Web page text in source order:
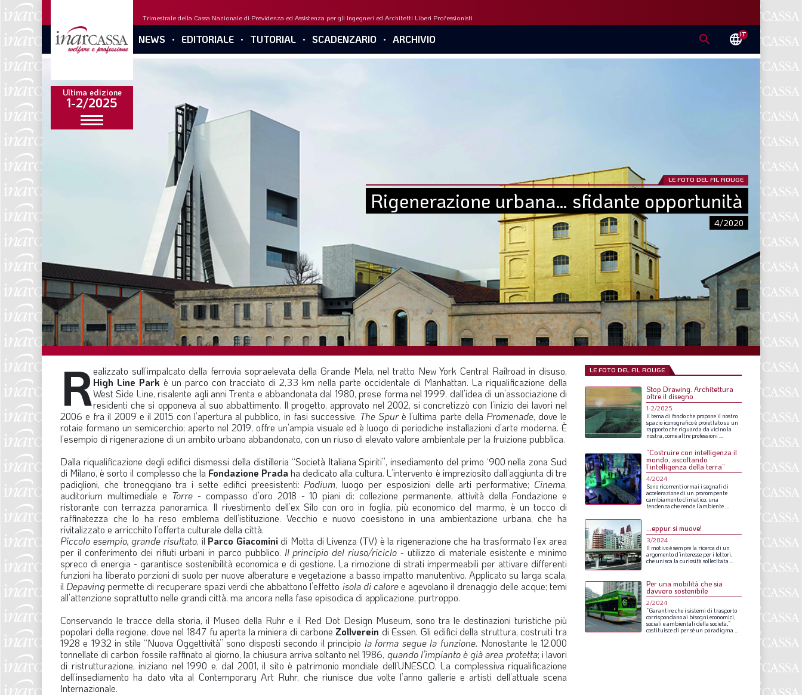
Ultima edizione
1-2/2025
Trimestrale della Cassa Nazionale di Previdenza ed Assistenza per gli Ingegneri ed Architetti Liberi Professionisti
NEWS EDITORIALE TUTORIAL SCADENZARIO ARCHIVIO search languageIT
LE FOTO DEL FIL ROUGE
Rigenerazione urbana… sfidante opportunità
4/2020
Realizzato sull’impalcato della ferrovia sopraelevata della Grande Mela, nel tratto New York Central Railroad in disuso,
High Line Park è un parco con tracciato di 2,33 km nella parte occidentale di Manhattan. La riqualificazione della
West Side Line, risalente agli anni Trenta e abbandonata dal 1980, prese forma nel 1999, dall’idea di un’associazione di
residenti che si opponeva al suo abbattimento. Il progetto, approvato nel 2002, si concretizzò con l’inizio dei lavori nel
2006 e fra il 2009 e il 2015 con l’apertura al pubblico, in fasi successive. The Spurè l’ultima parte della Promenade, dove le
rotaie formano un semicerchio; aperto nel 2019, offre un’ampia visuale ed è luogo di periodiche installazioni d’arte moderna. È
l’esempio di rigenerazione di un ambito urbano abbandonato, con un riuso di elevato valore ambientale per la fruizione pubblica.
Dalla riqualificazione degli edifici dismessi della distilleria “Società Italiana Spiriti”, insediamento del primo ‘900 nella zona Sud
di Milano, è sorto il complesso che la Fondazione Pradaha dedicato alla cultura. L’intervento è impreziosito dall’aggiunta di tre
padiglioni, che troneggiano tra i sette edifici preesistenti: Podium, luogo per esposizioni delle arti performative; Cinema,
auditorium multimediale e Torre- compasso d’oro 2018 - 10 piani di: collezione permanente, attività della Fondazione e
ristorante con terrazza panoramica. Il rivestimento dell’ex Silo con oro in foglia, più economico del marmo, è un tocco di
raffinatezza che lo ha reso emblema dell’istituzione. Vecchio e nuovo coesistono in una ambientazione urbana, che ha
rivitalizzato e arricchito l’offerta culturale della città.
Piccolo esempio, grande risultato, il Parco Giacominidi Motta di Livenza (TV) è la rigenerazione che ha trasformato l’ex area
per il conferimento dei rifiuti urbani in parco pubblico. Il principio del riuso/riciclo - utilizzo di materiale esistente e minimo
spreco di energia - garantisce sostenibilità economica e di gestione. La rimozione di strati impermeabili per attivare differenti
funzioni ha liberato porzioni di suolo per nuove alberature e vegetazione a basso impatto manutentivo. Applicato su larga scala,
il Depavingpermette di recuperare spazi verdi che abbattono l’effetto isola di caloree agevolano il drenaggio delle acque; temi
all’attenzione soprattutto nelle grandi città, ma ancora nella fase episodica di applicazione, purtroppo.
Conservando le tracce della storia, il Museo della Ruhr e il Red Dot Design Museum, sono tra le destinazioni turistiche più
popolari della regione, dove nel 1847 fu aperta la miniera di carbone Zollverein di Essen. Gli edifici della struttura, costruiti tra
1928 e 1932 in stile “Nuova Oggettività” sono disposti secondo il principio la forma segue la funzione. Nonostante le 12.000
tonnellate di carbon fossile raffinato al giorno, la chiusura arriva soltanto nel 1986, quando l’impianto è già area protetta; i lavori
di ristrutturazione, iniziano nel 1990 e, dal 2001, il sito è patrimonio mondiale dell’UNESCO. La complessiva riqualificazione
dell’insediamento ha dato vita al Contemporary Art Ruhr, che riunisce due volte l’anno gallerie e artisti dell’attuale scena
Internazionale.
LE FOTO DEL FIL ROUGE
Stop Drawing. Architettura
oltre il disegno
1-2/2025
Il tema di fondoche proponeil nostro
spazioiconograficoè proiettatosu un
rapportoche riguarda da vicino la
nostra, comealtre professioni
“Costruire con intelligenza il
mondo, ascoltando
l’intelligenza della terra”
4/2024
Sono ricorrenti ormai i segnali di
accelerazionedi un prorompente
cambiamentoclimatico, una
tendenza che rende l’ambiente
…eppur si muove!
3/2024
Il motivoèsempre la ricerca di un
argomentod’interesse peri lettori,
che unisca la curiosità sollecitata ...
Per una mobilità che sia
davvero sostenibile
2/2024
“Garantirechei sistemi di trasporto
corrispondanoai bisogni economici,
sociali eambientali della società,”
costituiscedi persé un paradigma